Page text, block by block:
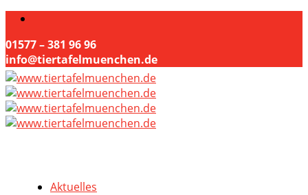
01577 – 381 96 96
info@tiertafelmuenchen.de
Aktuelles